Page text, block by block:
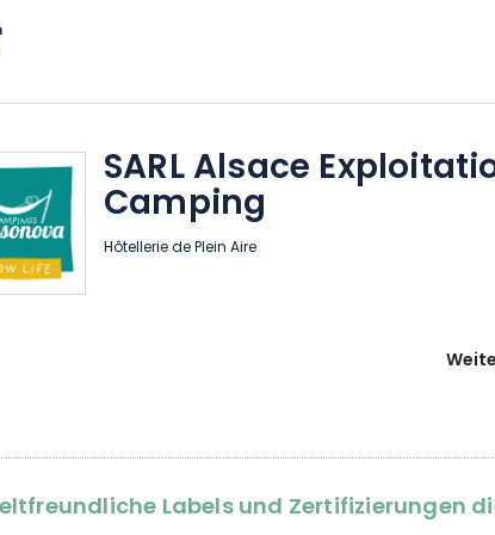
SARL Alsace
Camping
Hôtellerie de Plein Aire
Labels und Zertifizierungen